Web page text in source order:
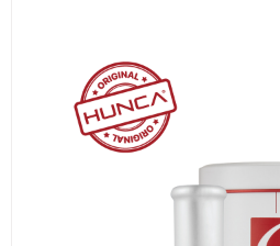
Saç Kremi